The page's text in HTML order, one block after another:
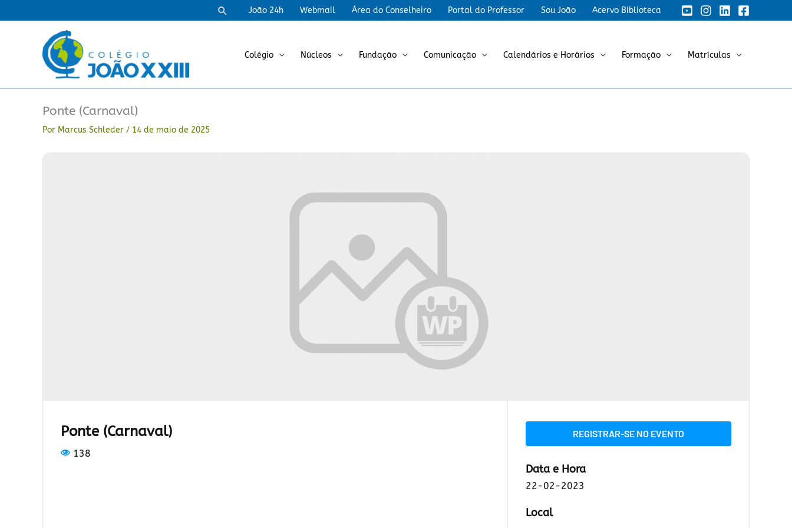
para
PesquisarJoão 24h Webmail Área do Conselheiro Portal do Professor Sou João Acervo Biblioteca
Colégio Núcleos Fundação Comunicação Calendários e Horários Formação Matrículas
Ponte (Carnaval)
Por Marcus Schleder / 14 de maio de 2025
Ponte (Carnaval)
138
REGISTRAR-SE NO EVENTO
Data e Hora
22-02-2023
Local